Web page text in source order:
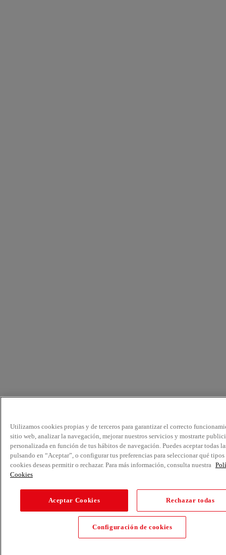
Utilizamos cookies propias y de terceros para garantizar el correcto
sitio web, analizar la navegación, mejorar nuestros servicios y mostrarte
personalizada en función de tus hábitos de navegación. Puedes aceptar todas
pulsando en “Aceptar”, o configurar tus preferencias para seleccionar qué tipos
cookies deseas permitir o rechazar. Para más información, consulta nuestra
Cookies
Aceptar Cookies Rechazar todas
Configuración de cookies